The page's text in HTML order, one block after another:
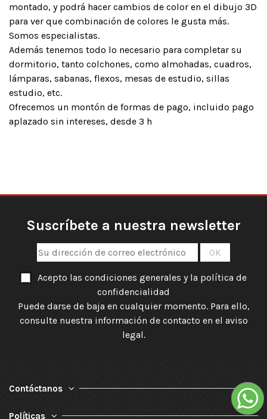
montado, y podrá hacer cambios de color en el dibujo 3D
para ver que combinación de colores le gusta más.
Somos especialistas.
Además tenemos todo lo necesario para completar su
dormitorio, tanto colchones, como almohadas, cuadros,
lámparas, sabanas, flexos, mesas de estudio, sillas
estudio, etc.
Ofrecemos un montón de formas de pago, incluido pago
aplazado sin intereses, desde 3 h
Suscríbete a nuestra newsletter
Acepto las condiciones generales y la política de
confidencialidad
Puede darse de baja en cualquier momento. Para ello,
consulte nuestra información de contacto en el aviso
legal.
Contáctanos
Políticas